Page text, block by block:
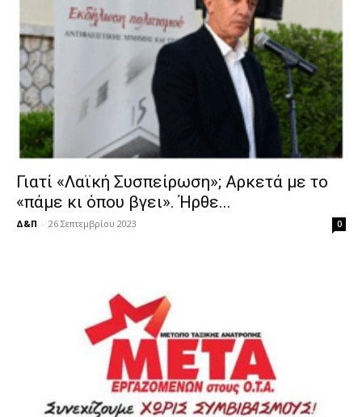
Γιατί «Λαϊκή Συσπείρωση»; Αρκετά με το
«πάμε κι όπου βγει». Ήρθε...
Δ&Π - 26 Σεπτεμβρίου 2023 0